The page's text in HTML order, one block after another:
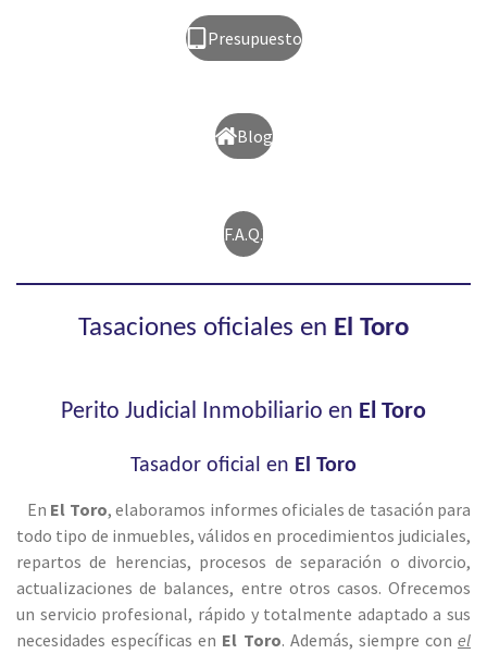
Presupuesto
Blog
F.A.Q.
Tasaciones oficiales en El Toro
Perito Judicial Inmobiliario en El Toro
Tasador oficial en El Toro
En El Toro, elaboramos informes oficiales de tasación para
todo tipo de inmuebles, válidos en procedimientos judiciales,
repartos de herencias, procesos de separación o divorcio,
actualizaciones de balances, entre otros casos. Ofrecemos
un servicio profesional, rápido y totalmente adaptado a sus
necesidades específicas en El Toro. Además, siempre con el